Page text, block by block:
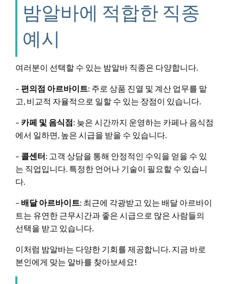
밤알바에 적합한 직종
예시
여러분이 선택할 수 있는 밤알바 직종은 다양합니다.
– 편의점 아르바이트: 주로 상품 진열 및 계산 업무를 맡
고, 비교적 자율적으로 일할 수 있는 장점이 있습니다.
– 카페 및 음식점: 늦은 시간까지 운영하는 카페나 음식점
에서 일하면, 높은 시급을 받을 수 있습니다.
– 콜센터: 고객 상담을 통해 안정적인 수익을 얻을 수 있
는 직업입니다. 특정한 언어나 기술이 필요할 수 있습니
다.
– 배달 아르바이트: 최근에 각광받고 있는 배달 아르바이
트는 유연한 근무시간과 좋은 시급으로 많은 사람들의
선택을 받고 있습니다.
이처럼 밤알바는 다양한 기회를 제공합니다. 지금 바로
본인에게 맞는 알바를 찾아보세요!